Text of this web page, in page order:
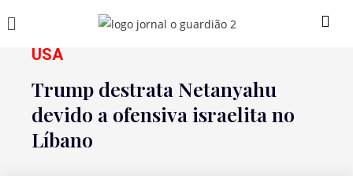
USA
Trump destrata Netanyahu
devido a ofensiva israelita no
Líbano